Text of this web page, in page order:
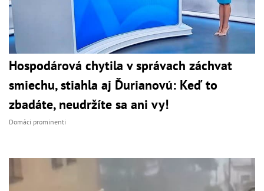
Hospodárová chytila v správach záchvat
smiechu, stiahla aj Ďurianovú: Keď to
zbadáte, neudržíte sa ani vy!
Domáci prominenti